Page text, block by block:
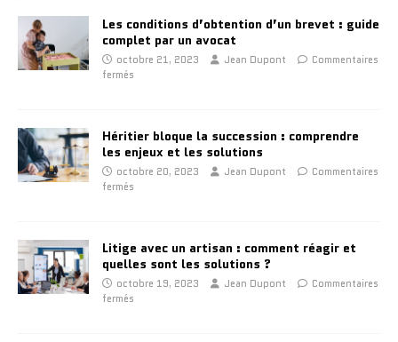
Les conditions d’obtention d’un brevet : guide
complet par un avocat
octobre 21, 2023 Jean Dupont
Commentaires
fermés
Héritier bloque la succession : comprendre
les enjeux et les solutions
octobre 20, 2023 Jean Dupont
Commentaires
fermés
Litige avec un artisan : comment réagir et
quelles sont les solutions ?
octobre 19, 2023 Jean Dupont
Commentaires
fermés